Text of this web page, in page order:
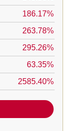
186.17
263.78
295.26
63.35
2585.40